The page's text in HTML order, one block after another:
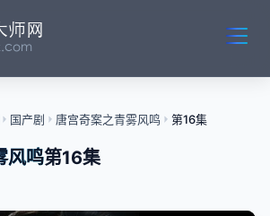
国产剧 唐宫奇案之青雾风鸣 第16集
风鸣第16集